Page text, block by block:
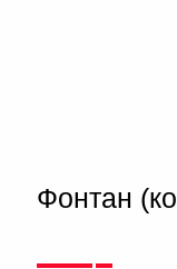
Фонтан